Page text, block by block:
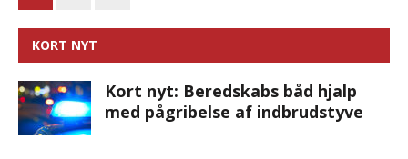
KORT NYT
Kort nyt: Beredskabs båd hjalp
med pågribelse af indbrudstyve